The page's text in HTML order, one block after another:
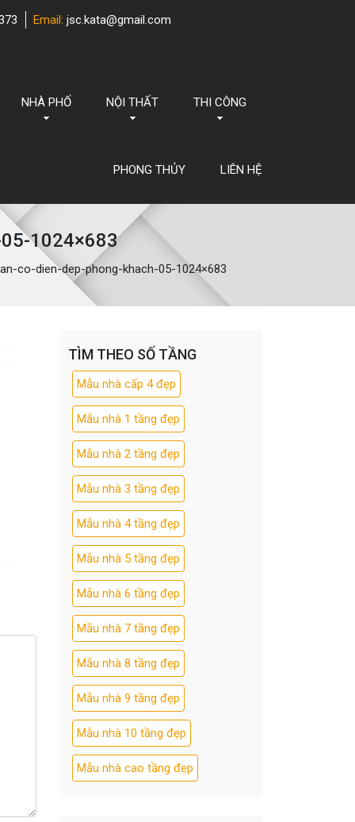
Email: jsc.kata@gmail.com
NHÀ PHỐ NỘI THẤT THI CÔNG
PHONG THỦY LIÊN HỆ
1024×683
co-dien-dep-phong-khach-05-1024×683
TÌM THEO SỐ TẦNG
Mẫu nhà cấp 4 đẹp
Mẫu nhà 1 tầng đẹp
Mẫu nhà 2 tầng đẹp
Mẫu nhà 3 tầng đẹp
Mẫu nhà 4 tầng đẹp
Mẫu nhà 5 tầng đẹp
Mẫu nhà 6 tầng đẹp
Mẫu nhà 7 tầng đẹp
Mẫu nhà 8 tầng đẹp
Mẫu nhà 9 tầng đẹp
Mẫu nhà 10 tầng đẹp
Mẫu nhà cao tầng đẹp